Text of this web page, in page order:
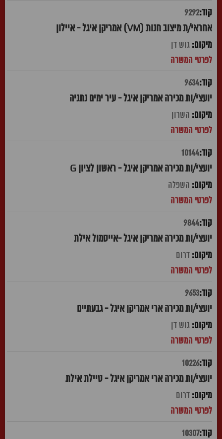
9292
אחראי/ת מיצוב חנות (VM) אמריקן איגל - איילון
גוש דן
9634
יועצי/ות מכירה אמריקן איגל - עיר ימים נתניה
השרון
10144
יועצי/ות מכירה אמריקן איגל - ראשון לציון G
השפלה
9844
יועצי/ות מכירה אמריקן איגל -אייסמול אילת
דרום
9653
יועצי/ות מכירה ארי אמריקן איגל - גבעתיים
גוש דן
10226
יועצי/ות מכירה ארי אמריקן איגל - טיילת אילת
דרום
10307